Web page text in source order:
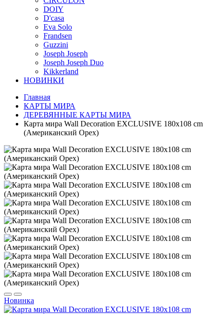
DOIY
D'casa
Eva Solo
Frandsen
Guzzini
Joseph Joseph
Joseph Joseph Duo
Kikkerland
НОВИНКИ
Главная
КАРТЫ МИРА
ДЕРЕВЯННЫЕ КАРТЫ МИРА
Карта мира Wall Decoration EXCLUSIVE 180x108 cm
(Американский Орех)
Новинка